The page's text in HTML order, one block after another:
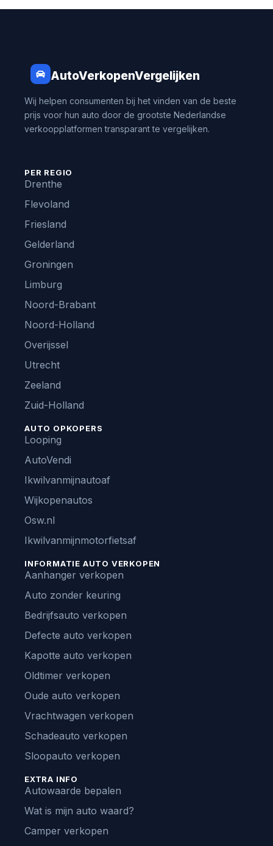
AutoVerkopenVergelijken
Wij helpen consumenten bij het vinden van de beste
prijs voor hun auto door de grootste Nederlandse
verkoopplatformen transparant te vergelijken.
PER REGIO
Drenthe
Flevoland
Friesland
Gelderland
Groningen
Limburg
Noord-Brabant
Noord-Holland
Overijssel
Utrecht
Zeeland
Zuid-Holland
AUTO OPKOPERS
Looping
AutoVendi
Ikwilvanmijnautoaf
Wijkopenautos
Osw.nl
Ikwilvanmijnmotorfietsaf
INFORMATIE AUTO VERKOPEN
Aanhanger verkopen
Auto zonder keuring
Bedrijfsauto verkopen
Defecte auto verkopen
Kapotte auto verkopen
Oldtimer verkopen
Oude auto verkopen
Vrachtwagen verkopen
Schadeauto verkopen
Sloopauto verkopen
EXTRA INFO
Autowaarde bepalen
Wat is mijn auto waard?
Camper verkopen